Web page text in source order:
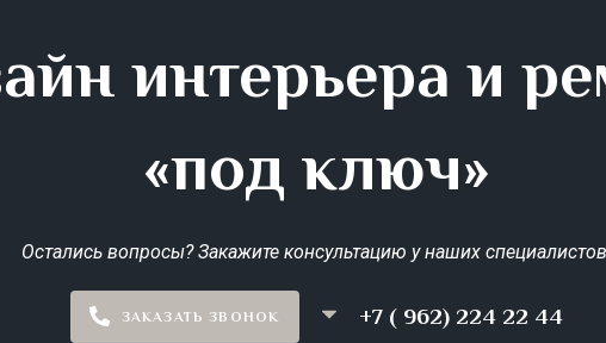
интерьера и
«под ключ»
Остались вопросы? Закажите консультацию у наших
ЗАКАЗАТЬ ЗВОНОК +7 ( 962) 224 22 44